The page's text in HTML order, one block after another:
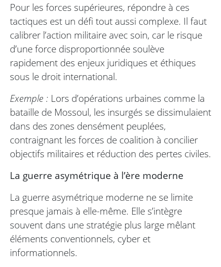
Pour les forces supérieures, répondre à ces
tactiques est un défi tout aussi complexe. Il faut
calibrer l’action militaire avec soin, car le risque
d’une force disproportionnée soulève
rapidement des enjeux juridiques et éthiques
sous le droit international.
Exemple : Lors d’opérations urbaines comme la
bataille de Mossoul, les insurgés se dissimulaient
dans des zones densément peuplées,
contraignant les forces de coalition à concilier
objectifs militaires et réduction des pertes civiles.
La guerre asymétrique à l’ère moderne
La guerre asymétrique moderne ne se limite
presque jamais à elle-même. Elle s’intègre
souvent dans une stratégie plus large mêlant
éléments conventionnels, cyber et
informationnels.